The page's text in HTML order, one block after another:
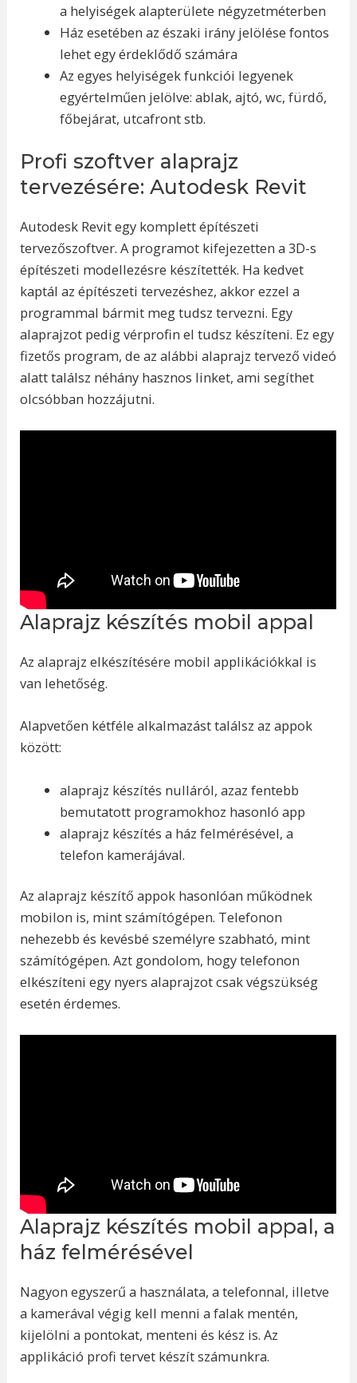
a helyiségek alapterülete négyzetméterben
Ház esetében az északi irány jelölése fontos
lehet egy érdeklődő számára
Az egyes helyiségek funkciói legyenek
egyértelműen jelölve: ablak, ajtó, wc, fürdő,
főbejárat, utcafront stb.
Profi szoftver alaprajz
tervezésére: Autodesk Revit
Autodesk Revit egy komplett építészeti
tervezőszoftver. A programot kifejezetten a 3D-s
építészeti modellezésre készítették. Ha kedvet
kaptál az építészeti tervezéshez, akkor ezzel a
programmal bármit meg tudsz tervezni. Egy
alaprajzot pedig vérprofin el tudsz készíteni. Ez egy
fizetős program, de az alábbi alaprajz tervező videó
alatt találsz néhány hasznos linket, ami segíthet
olcsóbban hozzájutni.
Alaprajz készítés mobil appal
Az alaprajz elkészítésére mobil applikációkkal is
van lehetőség.
Alapvetően kétféle alkalmazást találsz az appok
között:
alaprajz készítés nulláról, azaz fentebb
bemutatott programokhoz hasonló app
alaprajz készítés a ház felmérésével, a
telefon kamerájával.
Az alaprajz készítő appok hasonlóan működnek
mobilon is, mint számítógépen. Telefonon
nehezebb és kevésbé személyre szabható, mint
számítógépen. Azt gondolom, hogy telefonon
elkészíteni egy nyers alaprajzot csak végszükség
esetén érdemes.
Alaprajz készítés mobil appal, a
ház felmérésével
Nagyon egyszerű a használata, a telefonnal, illetve
a kamerával végig kell menni a falak mentén,
kijelölni a pontokat, menteni és kész is. Az
applikáció profi tervet készít számunkra.